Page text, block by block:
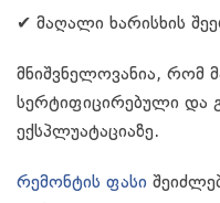
✔ მაღალი ხარისხის
მნიშვნელოვანია, რომ
სერტიფიცირებული და
ექსპლუატაციაზე.
რემონტის ფასი